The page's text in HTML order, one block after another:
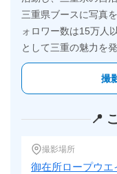
三重県ブースに写真を
ォロワー数は15万人
として三重の魅力を発
撮
📍
撮影場所
御在所ロープウエ